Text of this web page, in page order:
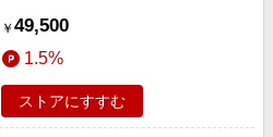
￥ 49,500
1.5%
ストアにすすむ